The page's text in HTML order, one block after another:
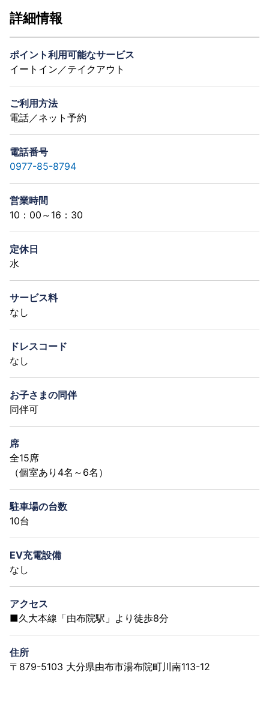
詳細情報
ポイント利用可能なサービス
イートイン／テイクアウト
ご利用方法
電話／ネット予約
電話番号
0977-85-8794
営業時間
10：00～16：30
定休日
水
サービス料
なし
ドレスコード
なし
お子さまの同伴
同伴可
席
全15席
（個室あり4名～6名）
駐車場の台数
10台
EV充電設備
なし
アクセス
■久大本線「由布院駅」より徒歩8分
住所
〒879-5103 大分県由布市湯布院町川南113-12